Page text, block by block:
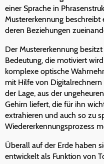
einer Sprache in
Mustererkennung beschreibt
deren Beziehungen
Der Mustererkennung
Bedeutung, die motiviert
komplexe optische
mit Hilfe von
der Lage, aus der
Gehirn liefert, die für ihn
extrahieren und auch so zu
Wiedererkennungsprozess
Überall auf der Erde haben
entwickelt als Funktion von